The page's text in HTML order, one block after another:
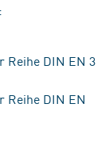
Reihe DIN EN 3
Reihe DIN EN